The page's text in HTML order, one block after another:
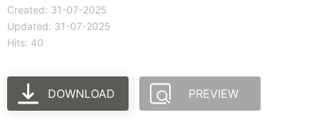
Created: 31-07-2025
Updated: 31-07-2025
Hits: 40
DOWNLOAD PREVIEW